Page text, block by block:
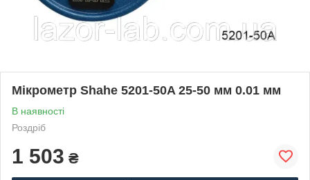
Мікрометр Shahe 5201-50A 25-50 мм 0.01 мм
В наявності
Роздріб
1 503 ₴